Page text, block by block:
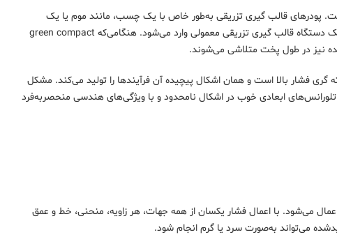
پودرهای قالب گیری تزریقی به‌طور خاص با یک چسب، مانند موم یا یک
ترموپلاستیک فرموله می‌شوند. مخلوطی که به آن مواد اولیه می‌گویند، به داخل حفره قالب یک دستگاه قالب گیری تزریقی معمولی وارد می‌شود. هنگامی‌که green compact
نیز در طول پخت متلاشی می‌شوند.
گری فشار بالا است و همان اشکال پیچیده آن فرآیندها را تولید می‌کند. مشکل
تلورانس‌های ابعادی خوب در اشکال نامحدود و با ویژگی‌های هندسی منحصربه‌فرد
می‌شود. با اعمال فشار یکسان از همه جهات، هر زاویه، منحنی، خط و عمق
می‌تواند به‌صورت سرد یا گرم انجام شود.